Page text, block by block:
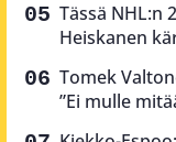
Tässä NHL:n
Heiskanen
Tomek
”Ei mulle